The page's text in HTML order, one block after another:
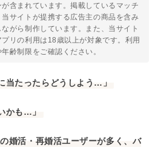
含まれています。掲載しているマッチ
サイトが提携する広告主の商品を含み
がら制作しています。また、当サイト
リの利用は18歳以上が対象です。利用
齢制限をご確認ください。
当たったらどうしよう…」
かも…」
婚活・再婚活ユーザーが多く、バ